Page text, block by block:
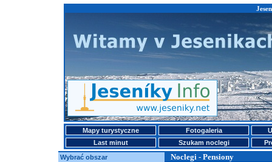
Mapy turystyczne Fotogaleria
Last minut
Szukam noclegi
Wybrać obszar
Noclegi - Pensiony